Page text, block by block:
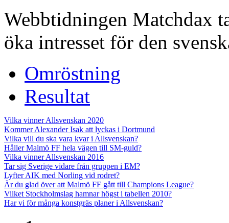
Webbtidningen Matchdax
öka intresset för den
Omröstning
Resultat
Vilka vinner Allsvenskan 2020
Kommer Alexander Isak att lyckas i Dortmund
Vilka vill du ska vara kvar i Allsvenskan?
Håller Malmö FF hela vägen till SM-guld?
Vilka vinner Allsvenskan 2016
Tar sig Sverige vidare från gruppen i EM?
Lyfter AIK med Norling vid rodret?
Är du glad över att Malmö FF gått till Champions League?
Vilket Stockholmslag hamnar högst i tabellen 2010?
Har vi för många konstgräs planer i Allsvenskan?